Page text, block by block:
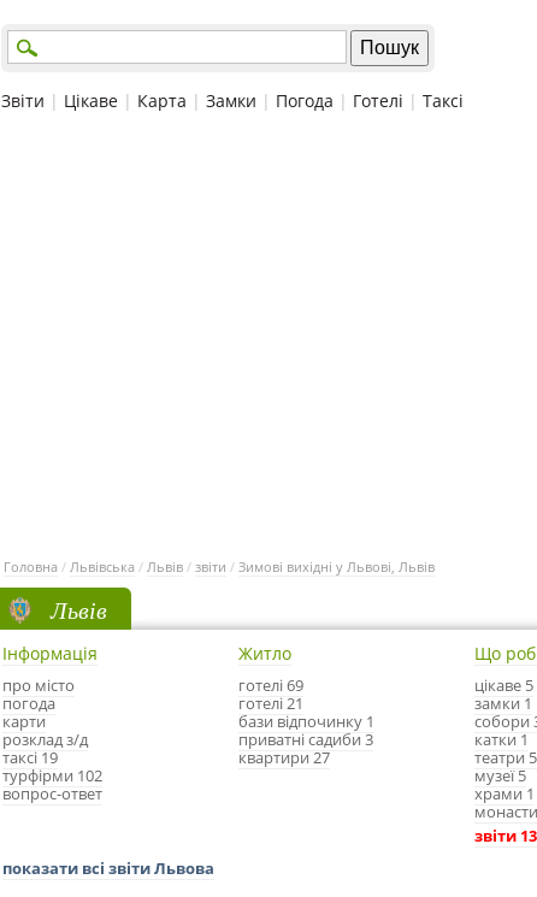
Звіти | Цікаве | Карта | Замки | Погода | Готелі | Таксі
Головна / Львівська / Львів / звіти / Зимові вихідні у Львові, Львів
Львів
Інформація
про місто
погода
карти
розклад з/д
таксі 19
турфірми 102
вопрос-ответ
Житло
готелі 69
готелі 21
бази відпочинку 1
приватні садиби 3
квартири 27
Що
цікаве 5
замки 1
собори
катки 1
театри 5
музеї 5
храми 1
звіти 13
показати всі звіти Львова